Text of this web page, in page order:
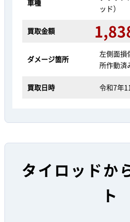
車種
ッド）
買取金額
ダメージ箇所
左側面損
所作動済
買取日時 令和7年
タイロッドか
ト